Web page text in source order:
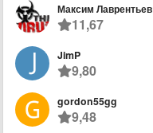
Максим Лаврентьев
11,67
JimP
9,80
gordon55gg
9,48